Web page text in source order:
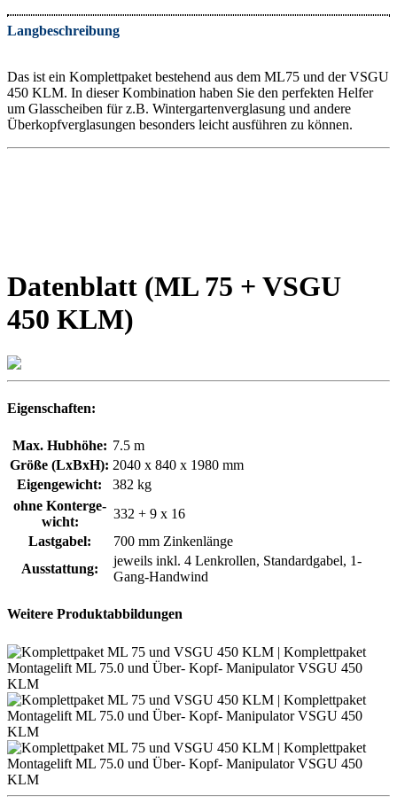
Langbeschreibung
Das ist ein Komplettpaket bestehend aus dem ML75 und der VSGU
450 KLM. In dieser Kombination haben Sie den perfekten Helfer
um Glasscheiben für z.B. Wintergartenverglasung und andere
Überkopfverglasungen besonders leicht ausführen zu können.
Datenblatt (ML 75 + VSGU
450 KLM)
Eigenschaften:
Max. Hubhöhe: 7.5 m
Größe (LxBxH): 2040 x 840 x 1980 mm
Eigengewicht:
382 kg
ohne Kon­ter­ge­
wicht:
332 + 9 x 16
Lastgabel:
700 mm Zinkenlänge
Ausstattung:
jeweils inkl. 4 Lenkrollen, Standardgabel, 1-
Gang-Handwind
Weitere Produktabbildungen